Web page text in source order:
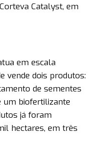
Catalyst, em
em escala
vende dois produtos:
de sementes
um biofertilizante
já foram
hectares, em três